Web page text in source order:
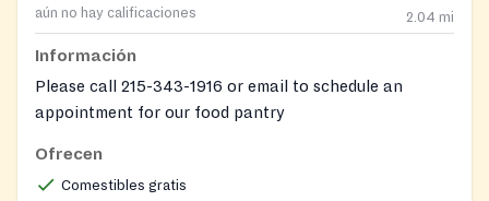
aún no hay calificaciones
2.04 mi
Información
Please call 215-343-1916 or email to schedule an
appointment for our food pantry
Ofrecen
Comestibles gratis